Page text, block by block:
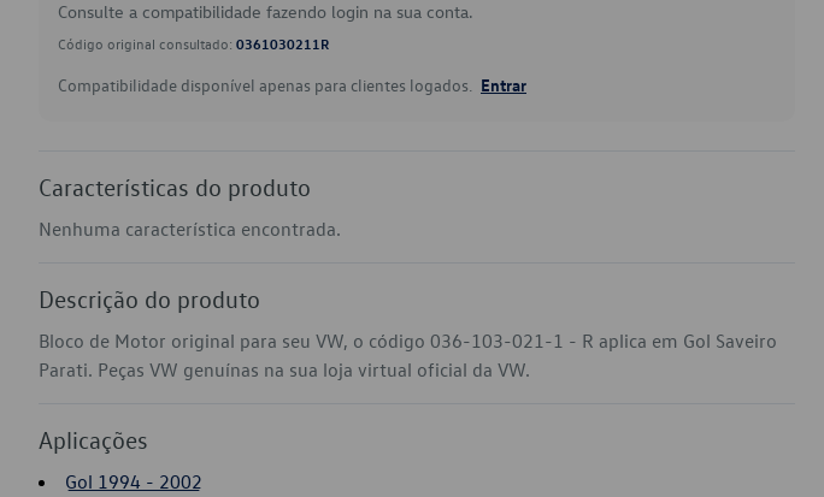
Consulte a compatibilidade fazendo login na sua conta.
Código original consultado: 0361030211R
Compatibilidade disponível apenas para clientes logados. Entrar
Características do produto
Nenhuma característica encontrada.
Descrição do produto
Bloco de Motor original para seu VW, o código 036-103-021-1 - R aplica em Gol Saveiro
Parati. Peças VW genuínas na sua loja virtual oficial da VW.
Aplicações
Gol 1994 - 2002